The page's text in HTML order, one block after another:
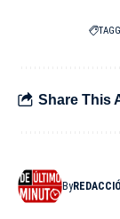
Share This
By